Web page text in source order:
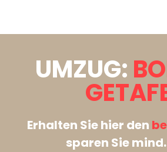
UMZUG:
Erhalten Sie hier den
sparen Sie